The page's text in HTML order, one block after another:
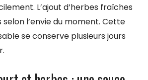
L’ajout d’herbes fraîches
selon l’envie du moment. Cette
se conserve plusieurs jours